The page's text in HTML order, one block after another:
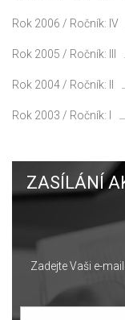
Rok 2006 / Ročník: IV
Rok 2005 / Ročník: III
Rok 2004 / Ročník: II
Rok 2003 / Ročník: I
ZASÍLÁNÍ
Zadejte Vaši e-